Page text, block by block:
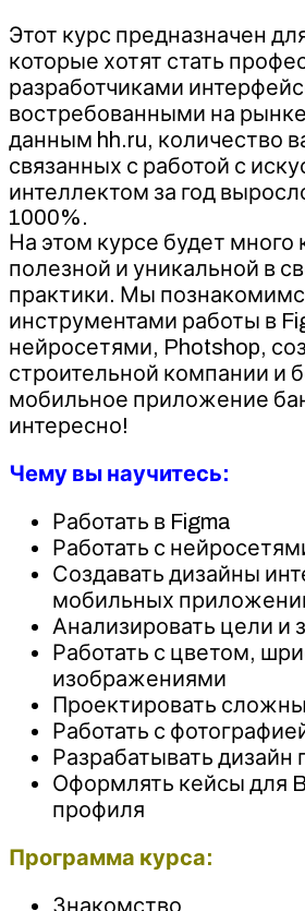
Этот курс предназначен
которые хотят стать
разработчиками
востребованными на
данным hh.ru, количество
связанных с работой с
интеллектом за год
1000%.
На этом курсе будет много
полезной и уникальной в
практики. Мы
инструментами работы в
нейросетями, Photshop,
строительной компании и
мобильное приложение
интересно!
Чему вы научитесь:
Работать в Figma
Работать с
Создавать дизайны
мобильных
Анализировать цели и
Работать с цветом,
изображениями
Проектировать
Работать с
Разрабатывать дизайн
Оформлять кейсы для
профиля
Программа курса:
Знакомство